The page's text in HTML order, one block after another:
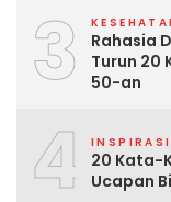
3
Rahasia
Turun 20
50-an
4 INSPIRASI
20 Kata-
Ucapan